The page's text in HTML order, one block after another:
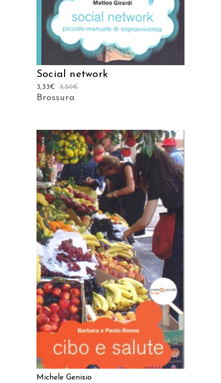
Social network
3,50€
3,33€
Brossura
AGGIUNGI AL CARRELLO
Michele Genisio